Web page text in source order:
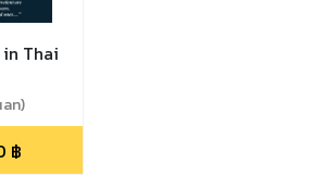
Thai
฿